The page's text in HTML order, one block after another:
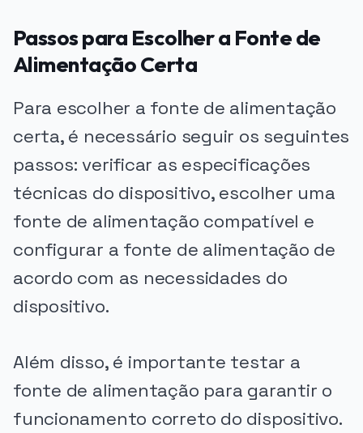
Passos para Escolher a Fonte de
Alimentação Certa
Para escolher a fonte de alimentação
certa, é necessário seguir os seguintes
passos: verificar as especificações
técnicas do dispositivo, escolher uma
fonte de alimentação compatível e
configurar a fonte de alimentação de
acordo com as necessidades do
dispositivo.
Além disso, é importante testar a
fonte de alimentação para garantir o
funcionamento correto do dispositivo.